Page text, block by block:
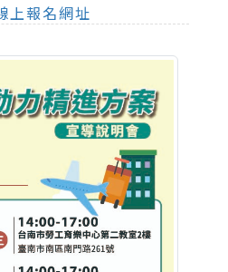
上報名網址